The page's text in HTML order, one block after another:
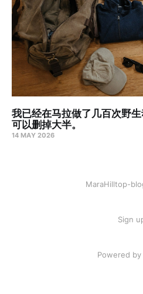
我已经在马拉做了几百次野
可以删掉大半。
14 MAY 2026
MaraHilltop-
Sign
Powered